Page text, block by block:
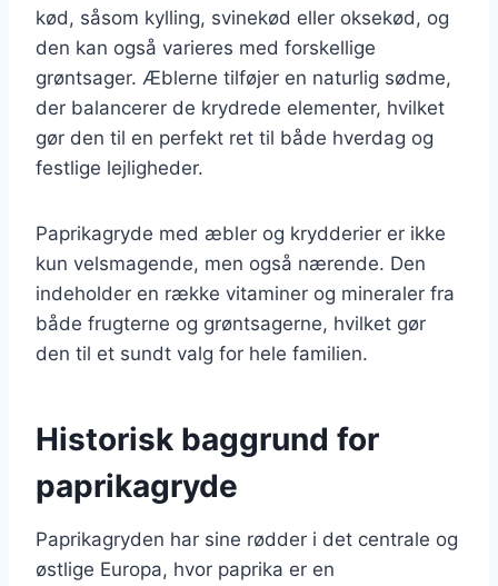
kød, såsom kylling, svinekød eller oksekød, og
den kan også varieres med forskellige
grøntsager. Æblerne tilføjer en naturlig sødme,
der balancerer de krydrede elementer, hvilket
gør den til en perfekt ret til både hverdag og
festlige lejligheder.
Paprikagryde med æbler og krydderier er ikke
kun velsmagende, men også nærende. Den
indeholder en række vitaminer og mineraler fra
både frugterne og grøntsagerne, hvilket gør
den til et sundt valg for hele familien.
Historisk baggrund for
paprikagryde
Paprikagryden har sine rødder i det centrale og
østlige Europa, hvor paprika er en